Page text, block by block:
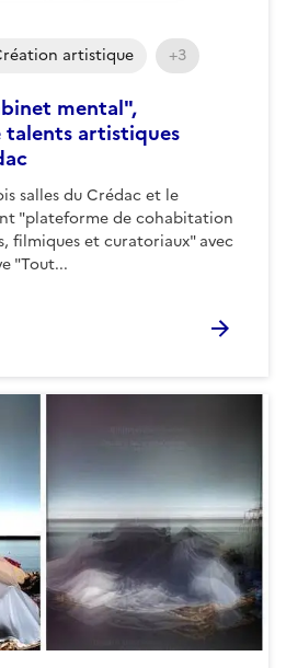
mental",
artistiques
salles du Crédac et le
"plateforme de cohabitation
filmiques et curatoriaux" avec
"Tout...
artistique +3